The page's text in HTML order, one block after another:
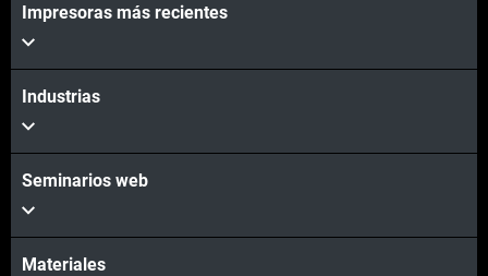
Impresoras más recientes
Industrias
Seminarios web
Materiales